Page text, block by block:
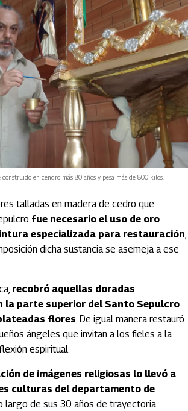
construido en cendro más 80 años y pesa más de 800 kilos.
talladas en madera de cedro que
fue necesario el uso de oro
especializada para restauración,
dicha sustancia se asemeja a ese
recobró aquellas doradas
la parte superior del Santo Sepulcro
flores. De igual manera restauró
ángeles que invitan a los fieles a la
espiritual.
de imágenes religiosas lo llevó a
culturas del departamento de
largo de sus 30 años de trayectoria